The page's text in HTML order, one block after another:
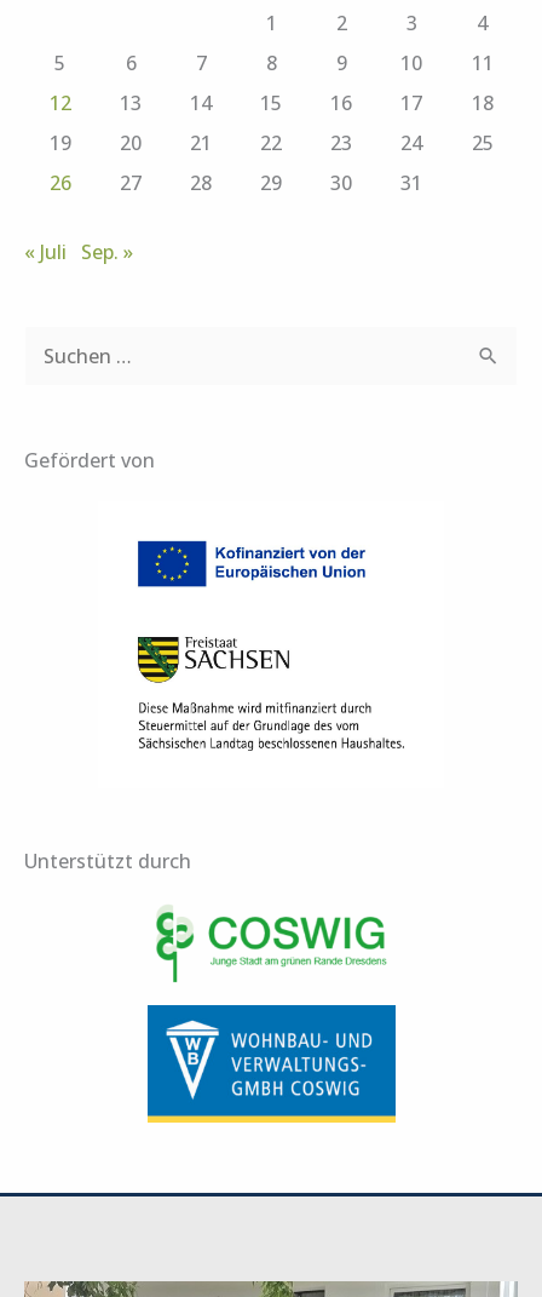
1 2 3
4
5
6 7 8 9 10
11
12
13 14 15 16 17
18
19
20 21 22 23 24
25
26
27 28 29 30 31
« Juli Sep. »
h
Gefördert von
Unterstützt durch